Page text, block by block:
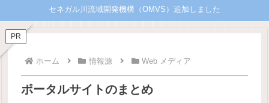
セネガル川流域開発機構（OMVS）追加しました
PR
ホーム 情報源 Web メディア
ポータルサイトのまとめ